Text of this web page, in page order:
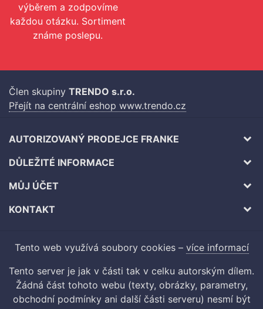
výběrem a zodpovíme
každou otázku. Sortiment
známe poslepu.
Člen skupiny TRENDO s.r.o.
Přejít na centrální eshop www.trendo.cz
AUTORIZOVANÝ PRODEJCE FRANKE
DŮLEŽITÉ INFORMACE
MŮJ ÚČET
KONTAKT
Tento web využívá soubory cookies – více informací
Tento server je jak v části tak v celku autorským dílem.
Žádná část tohoto webu (texty, obrázky, parametry,
obchodní podmínky ani další části serveru) nesmí být